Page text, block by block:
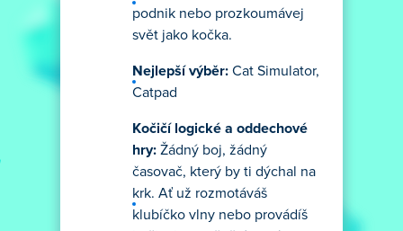
podnik nebo prozkoumávej
svět jako kočka.
Nejlepší výběr: Cat Simulator,
Catpad
Kočičí logické a oddechové
hry: Žádný boj, žádný
časovač, který by ti dýchal na
krk. Ať už rozmotáváš
klubíčko vlny nebo provádíš